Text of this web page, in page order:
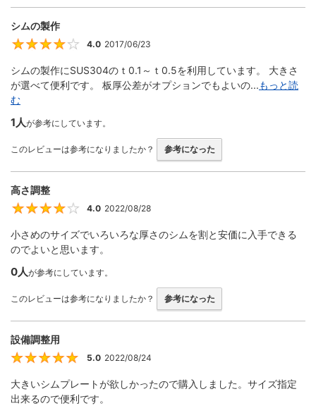
シムの製作
4
4.0 2017/06/23
シムの製作にSUS304のｔ0.1～ｔ0.5を利用しています。 大きさ
が選べて便利です。 板厚公差がオプションでもよいの...もっと読
む
1人が参考にしています。
このレビューは参考になりましたか？ 参考になった
高さ調整
4
4.0 2022/08/28
小さめのサイズでいろいろな厚さのシムを割と安価に入手できる
のでよいと思います。
0人が参考にしています。
このレビューは参考になりましたか？ 参考になった
設備調整用
5
5.0 2022/08/24
大きいシムプレートが欲しかったので購入しました。サイズ指定
出来るので便利です。